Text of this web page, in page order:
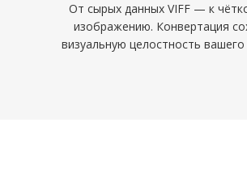
От сырых данных VIFF — к
изображению. Конвертация
визуальную целостность вашего